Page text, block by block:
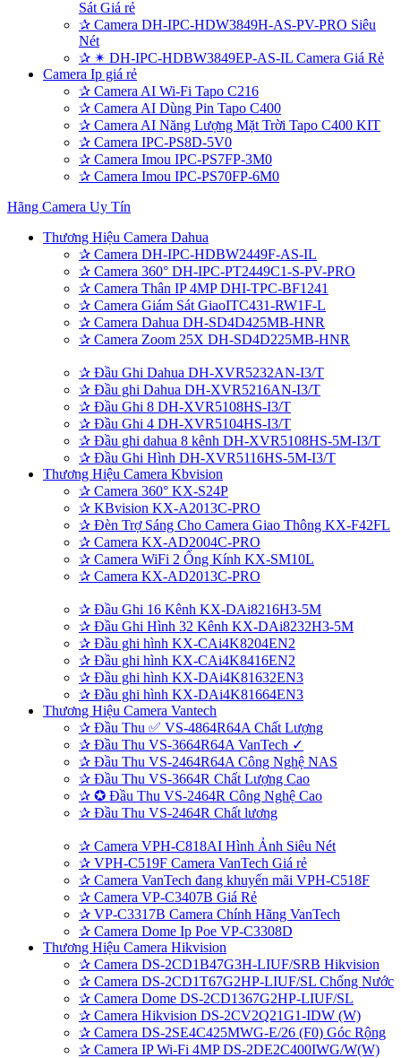
Sát Giá rẻ
✰ Camera DH-IPC-HDW3849H-AS-PV-PRO Siêu
Nét
✰ ✴ DH-IPC-HDBW3849EP-AS-IL Camera Giá Rẻ
Camera Ip giá rẻ
✰ Camera AI Wi-Fi Tapo C216
✰ Camera AI Dùng Pin Tapo C400
✰ Camera AI Năng Lượng Mặt Trời Tapo C400 KIT
✰ Camera IPC-PS8D-5V0
✰ Camera Imou IPC-PS7FP-3M0
✰ Camera Imou IPC-PS70FP-6M0
Hãng Camera Uy Tín
Thương Hiệu Camera Dahua
✰ Camera DH-IPC-HDBW2449F-AS-IL
✰ Camera 360° DH-IPC-PT2449C1-S-PV-PRO
✰ Camera Thân IP 4MP DHI-TPC-BF1241
✰ Camera Giám Sát GiaoITC431-RW1F-L
✰ Camera Dahua DH-SD4D425MB-HNR
✰ Camera Zoom 25X DH-SD4D225MB-HNR
✰ Đầu Ghi Dahua DH-XVR5232AN-I3/T
✰ Đầu ghi Dahua DH-XVR5216AN-I3/T
✰ Đầu Ghi 8 DH-XVR5108HS-I3/T
✰ Đầu Ghi 4 DH-XVR5104HS-I3/T
✰ Đầu ghi dahua 8 kênh DH-XVR5108HS-5M-I3/T
✰ Đầu Ghi Hình DH-XVR5116HS-5M-I3/T
Thương Hiệu Camera Kbvision
✰ Camera 360° KX-S24P
✰ KBvision KX-A2013C-PRO
✰ Đèn Trợ Sáng Cho Camera Giao Thông KX-F42FL
✰ Camera KX-AD2004C-PRO
✰ Camera WiFi 2 Ống Kính KX-SM10L
✰ Camera KX-AD2013C-PRO
✰ Đầu Ghi 16 Kênh KX-DAi8216H3-5M
✰ Đầu Ghi Hình 32 Kênh KX-DAi8232H3-5M
✰ Đầu ghi hình KX-CAi4K8204EN2
✰ Đầu ghi hình KX-CAi4K8416EN2
✰ Đầu ghi hình KX-DAi4K81632EN3
✰ Đầu ghi hình KX-DAi4K81664EN3
Thương Hiệu Camera Vantech
✰ Đầu Thu ✅ VS-4864R64A Chất Lượng
✰ Đầu Thu VS-3664R64A VanTech ✓
✰ Đầu Thu VS-2464R64A Công Nghệ NAS
✰ Đầu Thu VS-3664R Chất Lượng Cao
✰ ✪ Đầu Thu VS-2464R Công Nghệ Cao
✰ Đầu Thu VS-2464R Chất lương
✰ Camera VPH-C818AI Hình Ảnh Siêu Nét
✰ VPH-C519F Camera VanTech Giá rẻ
✰ Camera VanTech đang khuyến mãi VPH-C518F
✰ Camera VP-C3407B Giá Rẻ
✰ VP-C3317B Camera Chính Hãng VanTech
✰ Camera Dome Ip Poe VP-C3308D
Thương Hiệu Camera Hikvision
✰ Camera DS-2CD1B47G3H-LIUF/SRB Hikvision
✰ Camera DS-2CD1T67G2HP-LIUF/SL Chống Nước
✰ Camera Dome DS-2CD1367G2HP-LIUF/SL
✰ Camera Hikvision DS-2CV2Q21G1-IDW (W)
✰ Camera DS-2SE4C425MWG-E/26 (F0) Góc Rộng
✰ Camera IP Wi-Fi 4MP DS-2DE2C400IWG/W(W)